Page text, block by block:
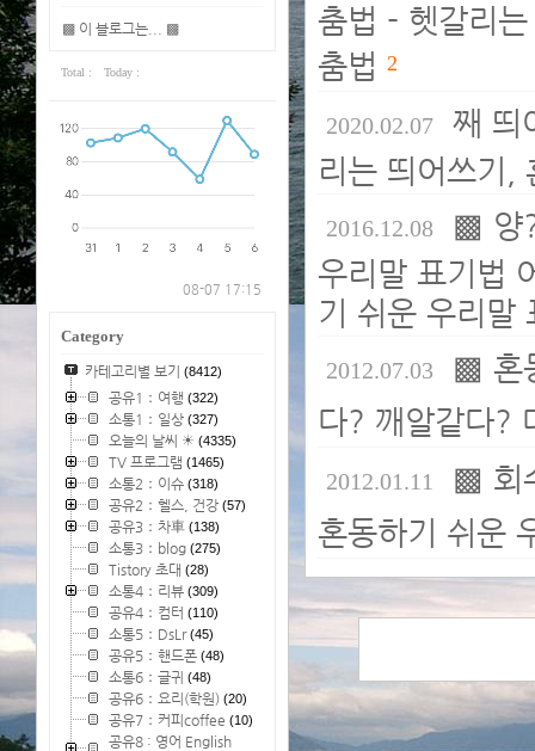
▩ 이 블로그는... ▩
Total : Today :
08-07 17:15
Category
카테고리별 보기 (8412)
공유1：여행 (322)
소통1：일상 (327)
오늘의 날씨 ☀ (4335)
TV 프로그램 (1465)
소통2：이슈 (318)
공유2：헬스, 건강 (57)
공유3：차車 (138)
소통3：blog (275)
Tistory 초대 (28)
소통4：리뷰 (309)
공유4：컴터 (110)
소통5：DsLr(45)
공유5：핸드폰 (48)
소통6：글귀 (48)
공유6：요리(학원) (20)
공유7：커피coffee (10)
공유8 : 영어 English
춤법 - 헷갈리
춤법 2
2020.02.07 째 띄
리는 띄어쓰기,
2016.12.08 ▩ 양
우리말 표기법
기 쉬운 우리
2012.07.03 ▩ 혼
다? 깨알같다?
2012.01.11 ▩ 회
혼동하기 쉬운